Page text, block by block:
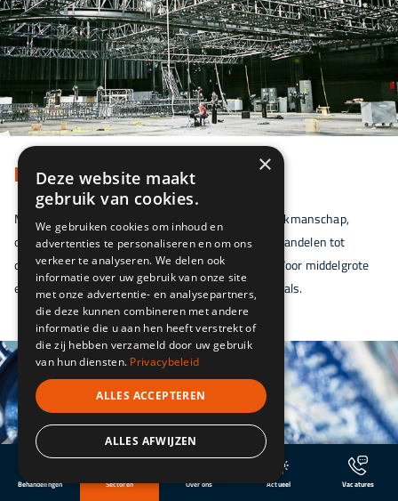
Behandelingen Sectoren Over ons Actueel Vacatures
MACHINEBOUW
Machinebouwers doen graag een beroep op ons vakmanschap,
omdat we van alle markten thuis zijn. Van voorbehandelen tot
coaten: we hebben alle disciplines onder één dak. Voor middelgrote
en grote volumes. En voor standaardwerk en specials.
×
Deze website maakt
gebruik van cookies.
We gebruiken cookies om inhoud en
advertenties te personaliseren en om ons
verkeer te analyseren. We delen ook
informatie over uw gebruik van onze site
met onze advertentie- en analysepartners,
die deze kunnen combineren met andere
informatie die u aan hen heeft verstrekt of
die zij hebben verzameld door uw gebruik
van hun diensten. Privacybeleid
ALLES ACCEPTEREN
ALLES AFWIJZEN